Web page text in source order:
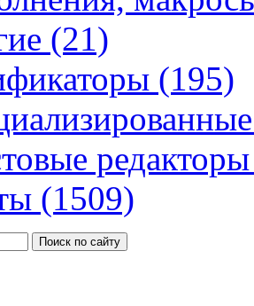
(21)
(195)
(1509)